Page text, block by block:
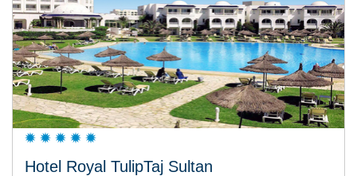
Hotel Royal TulipTaj Sultan